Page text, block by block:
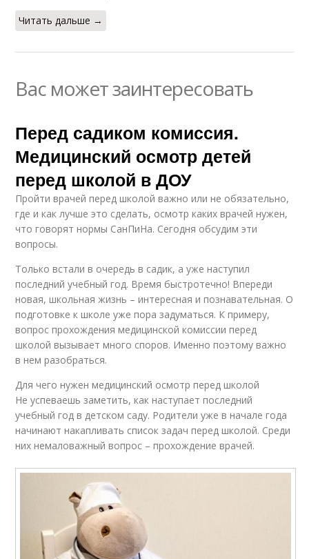
Читать дальше →
Вас может заинтересовать
Перед садиком комиссия.
Медицинский осмотр детей
перед школой в ДОУ
Пройти врачей перед школой важно или не обязательно,
где и как лучше это сделать, осмотр каких врачей нужен,
что говорят нормы СанПиНа. Сегодня обсудим эти
вопросы.
Только встали в очередь в садик, а уже наступил
последний учебный год. Время быстротечно! Впереди
новая, школьная жизнь – интересная и познавательная. О
подготовке к школе уже пора задуматься. К примеру,
вопрос прохождения медицинской комиссии перед
школой вызывает много споров. Именно поэтому важно
в нем разобраться.
Для чего нужен медицинский осмотр перед школой
Не успеваешь заметить, как наступает последний
учебный год в детском саду. Родители уже в начале года
начинают накапливать список задач перед школой. Среди
них немаловажный вопрос – прохождение врачей.